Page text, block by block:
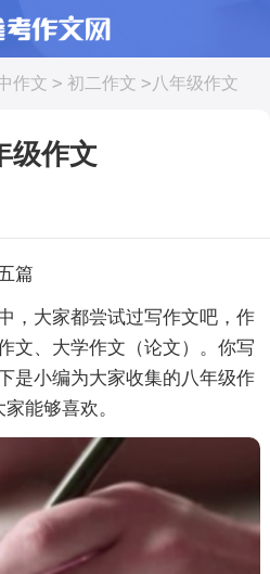
作文 > 初二作文 > 八年级作文
级作文
篇
大家都尝试过写作文吧，作
文、大学作文（论文）。你写
是小编为大家收集的八年级作
能够喜欢。